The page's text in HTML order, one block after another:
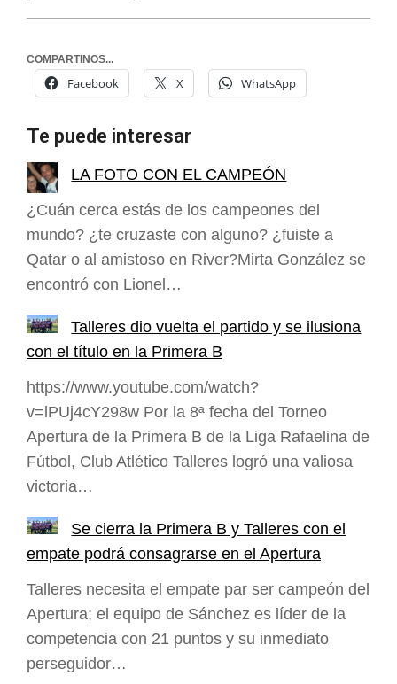
COMPARTINOS...
Facebook X WhatsApp
Te puede interesar
LA FOTO CON EL CAMPEÓN
¿Cuán cerca estás de los campeones del
mundo? ¿te cruzaste con alguno? ¿fuiste a
Qatar o al amistoso en River?Mirta González se
encontró con Lionel…
Talleres dio vuelta el partido y se ilusiona
con el título en la Primera B
https://www.youtube.com/watch?
v=lPUj4cY298w Por la 8ª fecha del Torneo
Apertura de la Primera B de la Liga Rafaelina de
Fútbol, Club Atlético Talleres logró una valiosa
victoria…
Se cierra la Primera B y Talleres con el
empate podrá consagrarse en el Apertura
Talleres necesita el empate par ser campeón del
Apertura; el equipo de Sánchez es líder de la
competencia con 21 puntos y su inmediato
perseguidor…